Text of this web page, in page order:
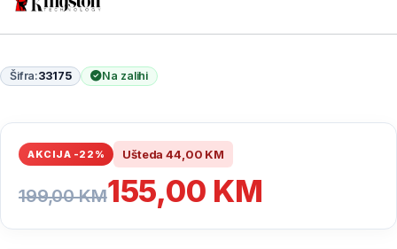
Šifra:33175 Na zalihi
AKCIJA -22% Ušteda44,00 KM
199,00KM155,00 KM